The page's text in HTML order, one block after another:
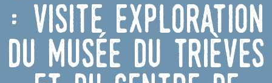
: Visite Exploration
du Musée du Trièves